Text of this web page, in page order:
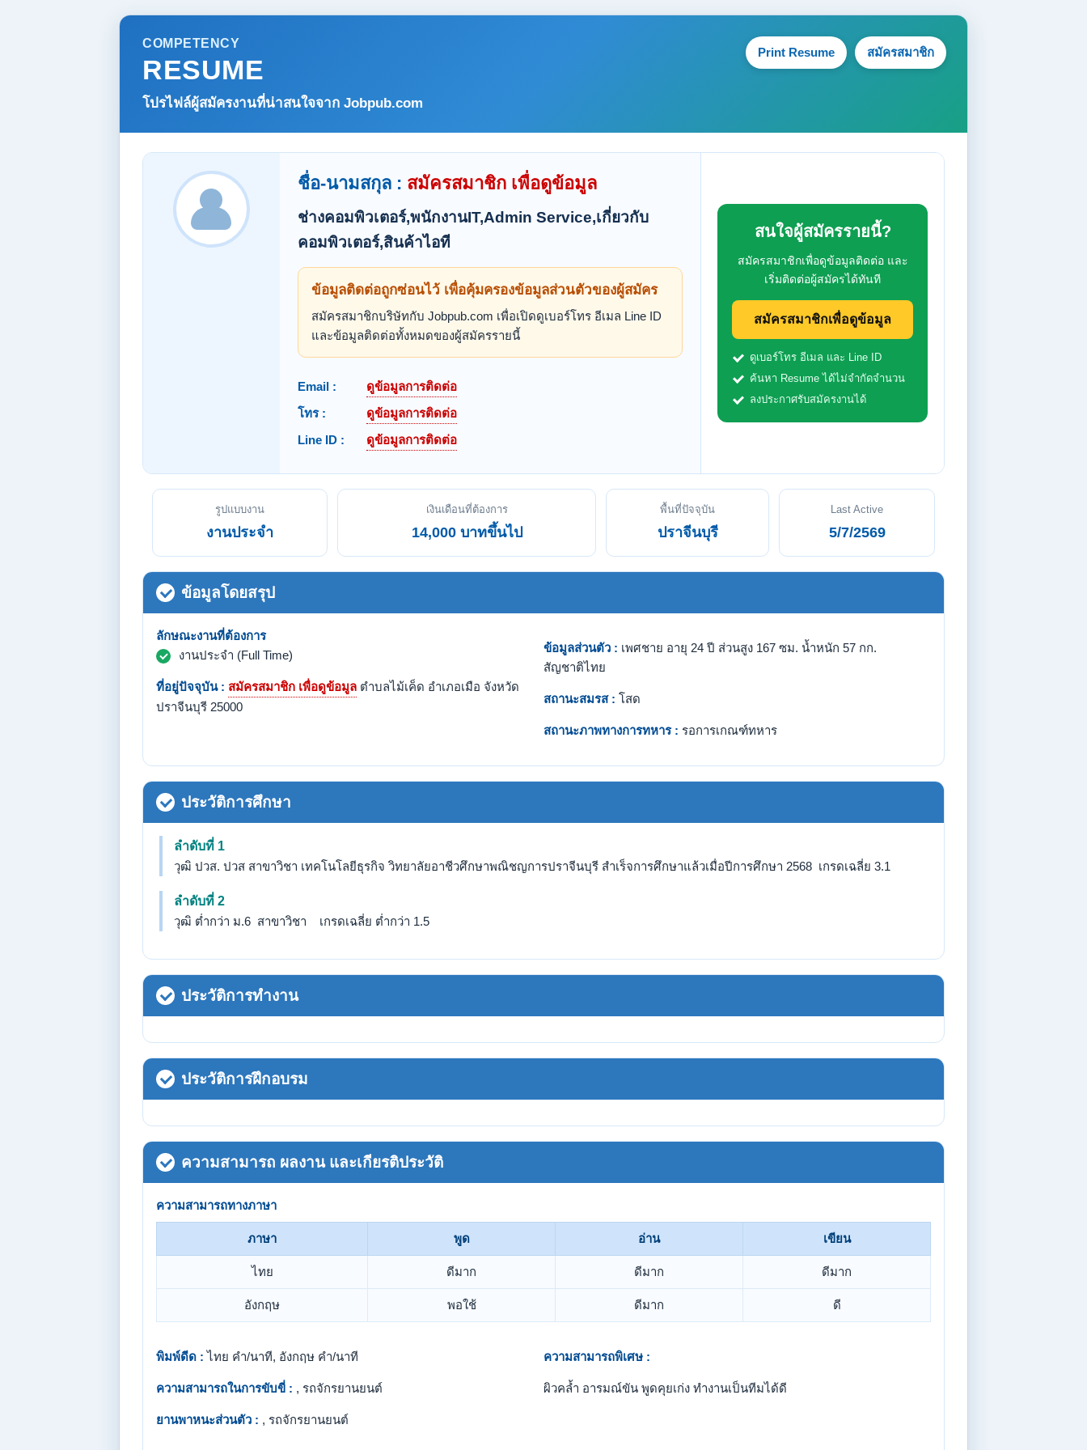
COMPETENCY
RESUME
โปรไฟล์ผู้สมัครงานที่น่าสนใจจาก Jobpub.com
Print Resume สมัครสมาชิก
ชื่อ-นามสกุล : สมัครสมาชิก เพื่อดูข้อมูล
ช่างคอมพิวเตอร์,พนักงานIT,Admin Service,เกี่ยวกับ
คอมพิวเตอร์,สินค้าไอที
ข้อมูลติดต่อถูกซ่อนไว้ เพื่อคุ้มครองข้อมูลส่วนตัวของผู้สมัคร
สมัครสมาชิกบริษัทกับ Jobpub.com เพื่อเปิดดูเบอร์โทร อีเมล Line ID
และข้อมูลติดต่อทั้งหมดของผู้สมัครรายนี้
Email :
ดูข้อมูลการติดต่อ
โทร :
ดูข้อมูลการติดต่อ
Line ID :
ดูข้อมูลการติดต่อ
สนใจผู้สมัครรายนี้?
สมัครสมาชิกเพื่อดูข้อมูลติดต่อ และ
เริ่มติดต่อผู้สมัครได้ทันที
สมัครสมาชิกเพื่อดูข้อมูล
ดูเบอร์โทร อีเมล และ Line ID
ค้นหา Resume ได้ไม่จำกัดจำนวน
ลงประกาศรับสมัครงานได้
รูปแบบงาน
งานประจำ
เงินเดือนที่ต้องการ
14,000 บาทขึ้นไป
พื้นที่ปัจจุบัน
ปราจีนบุรี
Last Active
5/7/2569
ข้อมูลโดยสรุป
ลักษณะงานที่ต้องการ
งานประจำ (Full Time)
ที่อยู่ปัจจุบัน : สมัครสมาชิก เพื่อดูข้อมูล ตำบลไม้เค็ด อำเภอเมือ จังหวัด
ปราจีนบุรี 25000
ข้อมูลส่วนตัว : เพศชาย อายุ 24 ปี ส่วนสูง 167 ซม. น้ำหนัก 57 กก.
สัญชาติไทย
สถานะสมรส : โสด
สถานะภาพทางการทหาร : รอการเกณฑ์ทหาร
ประวัติการศึกษา
ลำดับที่ 1
วุฒิ ปวส. ปวส สาขาวิชา เทคโนโลยีธุรกิจ วิทยาลัยอาชีวศึกษาพณิชญการปราจีนบุรี สำเร็จการศึกษาแล้วเมื่อปีการศึกษา 2568 เกรดเฉลี่ย 3.1
ลำดับที่ 2
วุฒิ ต่ำกว่า ม.6 สาขาวิชา เกรดเฉลี่ย ต่ำกว่า 1.5
ประวัติการทำงาน
ประวัติการฝึกอบรม
ความสามารถ ผลงาน และเกียรติประวัติ
ความสามารถทางภาษา
ภาษา พูด อ่าน เขียน
ไทย ดีมาก ดีมาก ดีมาก
อังกฤษ พอใช้ ดีมาก ดี
พิมพ์ดีด : ไทย คำ/นาที, อังกฤษ คำ/นาที
ความสามารถในการขับขี่ : , รถจักรยานยนต์
ยานพาหนะส่วนตัว : , รถจักรยานยนต์
ความสามารถพิเศษ :
ผิวคล้ำ อารมณ์ขัน พูดคุยเก่ง ทำงานเป็นทีมได้ดี